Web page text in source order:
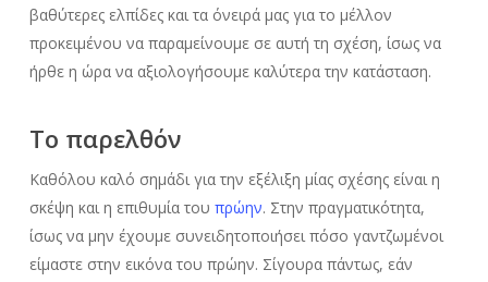
βαθύτερες ελπίδες και τα όνειρά μας για το μέλλον
προκειμένου να παραμείνουμε σε αυτή τη σχέση, ίσως να
ήρθε η ώρα να αξιολογήσουμε καλύτερα την κατάσταση.
Το παρελθόν
Καθόλου καλό σημάδι για την εξέλιξη μίας σχέσης είναι η
σκέψη και η επιθυμία του πρώην. Στην πραγματικότητα,
ίσως να μην έχουμε συνειδητοποιήσει πόσο γαντζωμένοι
είμαστε στην εικόνα του πρώην. Σίγουρα πάντως, εάν